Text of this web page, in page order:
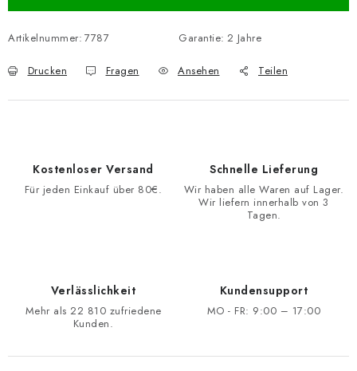
Artikelnummer: 7787 Garantie: 2 Jahre
Drucken Fragen Ansehen Teilen
Kostenloser Versand
Für jeden Einkauf über 80€.
Schnelle Lieferung
Wir haben alle Waren auf Lager.
Wir liefern innerhalb von 3
Tagen.
Verlässlichkeit
Mehr als 22 810 zufriedene
Kunden.
Kundensupport
MO - FR: 9:00 – 17:00